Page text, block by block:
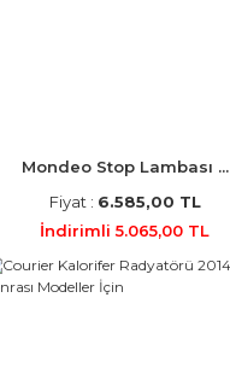
Mondeo Stop Lambası ...
Fiyat : 6.585,00 TL
İndirimli 5.065,00 TL